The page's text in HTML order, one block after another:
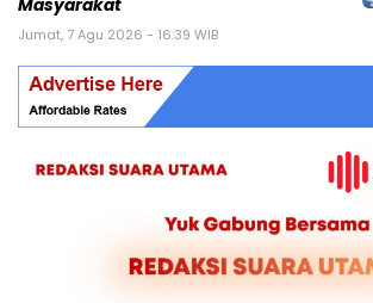
Masyarakat
Jumat, 7 Agu 2026 - 16:39 WIB